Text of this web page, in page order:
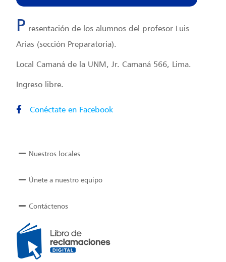
P resentación de los alumnos del profesor Luis
Arias (sección Preparatoria).
Local Camaná de la UNM, Jr. Camaná 566, Lima.
Ingreso libre.
Conéctate en Facebook
Nuestros locales
Únete a nuestro equipo
Contáctenos